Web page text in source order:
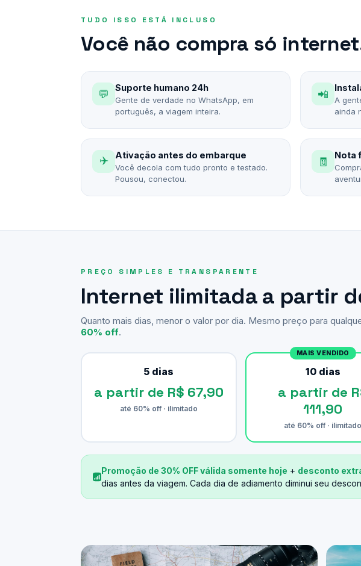
TUDO ISSO ESTÁ INCLUSO
Você não compra só
💬 Suporte humano 24h
Gente de verdade no WhatsApp, em
português, a viagem inteira.
📲
A
ainda
✈️ Ativação antes do embarque
Você decola com tudo pronto e testado.
Pousou, conectou.
🧾 Nota
PREÇO SIMPLES E TRANSPARENTE
Internet ilimitada a partir
Quanto mais dias, menor o valor por dia. Mesmo preço para
60% off.
5 dias
a partir de R$ 67,90
até 60% off · ilimitado
MAIS VENDIDO
10 dias
a partir de
111,90
até 60% off · ilimitado
Promoção de 30% OFF válida somente hoje + desconto
dias antes da viagem. Cada dia de adiamento diminui seu